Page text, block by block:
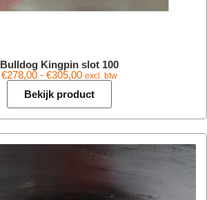
Bulldog Kingpin slot 100
€278,00 - €305,00 excl. btw
Bekijk product